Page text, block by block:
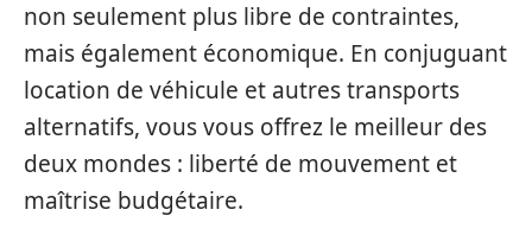
non seulement plus libre de contraintes,
mais également économique. En conjuguant
location de véhicule et autres transports
alternatifs, vous vous offrez le meilleur des
deux mondes : liberté de mouvement et
maîtrise budgétaire.